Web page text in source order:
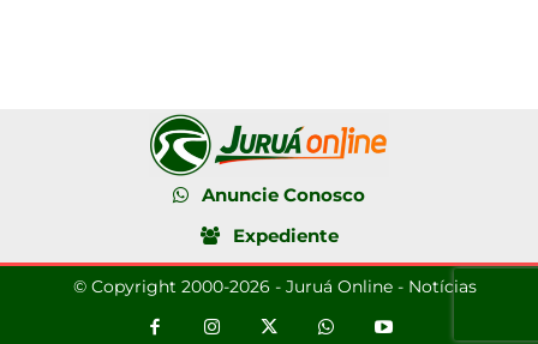
Anuncie Conosco
Expediente
© Copyright 2000-2026 - Juruá Online - Notícias